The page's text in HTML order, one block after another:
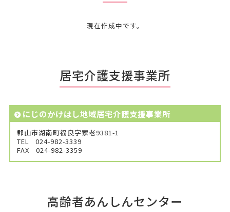
現在作成中です。
居宅介護支援事業所
にじのかけはし地域居宅介護支援事業所
郡山市湖南町福良字家老9381-1
TEL
024-982-3339
FAX
024-982-3359
高齢者あんしんセンター